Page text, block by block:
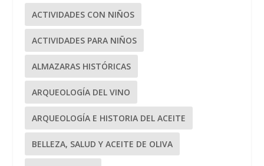
ACTIVIDADES CON NIÑOS
ACTIVIDADES PARA NIÑOS
ALMAZARAS HISTÓRICAS
ARQUEOLOGÍA DEL VINO
ARQUEOLOGÍA E HISTORIA DEL ACEITE
BELLEZA, SALUD Y ACEITE DE OLIVA